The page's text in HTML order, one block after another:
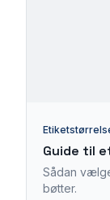
Guide til
Sådan
bøtter.